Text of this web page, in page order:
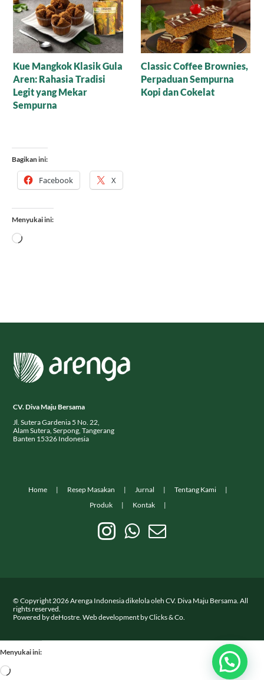
Resep Nagasari Tape,
Peluang Bisnis
Menggiurkan!
Mana yang Lebih Bagus
untuk Baking: Gula Aren
Cair Organik atau Versi
Bagikan ini:
Facebook X
Menyukai ini:
Memuat...
CV. Diva Maju Bersama
Jl. Sutera Gardenia 5 No. 22,
Alam Sutera, Serpong, Tangerang
Banten 15326 Indonesia
Home Resep Masakan Jurnal
Tentang Kami
Produk
Kontak
© Copyright 2026Arenga Indonesia dikelola oleh CV. Diva Maju Bersama. All
rights reserved.
Powered bydeHostre . Web development byClicks & Co.
Menyukai ini:
Memuat...